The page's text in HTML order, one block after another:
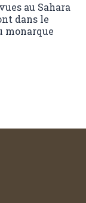
au Sahara
dans le
monarque